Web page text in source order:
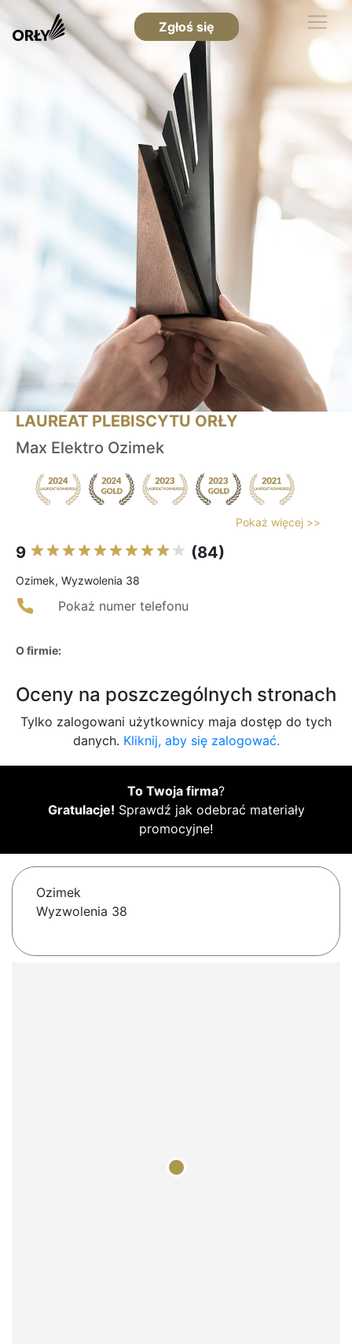
Zgłoś się
LAUREAT PLEBISCYTU ORŁY
Max Elektro Ozimek
Pokaż więcej >>
9 (84)
Ozimek, Wyzwolenia 38
Pokaż numer telefonu
O firmie:
Oceny na poszczególnych stronach
Tylko zalogowani użytkownicy maja dostęp do tych
danych. Kliknij, aby się zalogować.
To Twoja firma?
Gratulacje! Sprawdź jak odebrać materiały
promocyjne!
Ozimek
Wyzwolenia 38